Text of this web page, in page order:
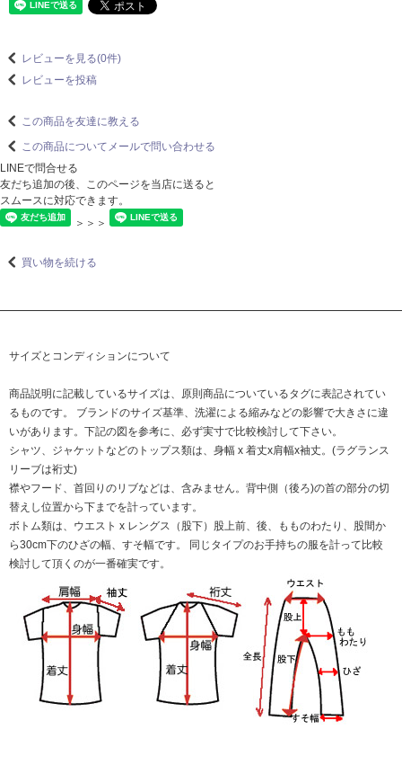
レビューを見る(0件)
レビューを投稿
この商品を友達に教える
この商品についてメールで問い合わせる
LINEで問合せる
友だち追加の後、このページを当店に送ると
スムースに対応できます。
＞＞＞
買い物を続ける
サイズとコンディションについて
商品説明に記載しているサイズは、原則商品についているタグに表記されてい
るものです。 ブランドのサイズ基準、洗濯による縮みなどの影響で大きさに違
いがあります。下記の図を参考に、必ず実寸で比較検討して下さい。
シャツ、ジャケットなどのトップス類は、身幅 x 着丈x肩幅x袖丈。(ラグランス
リーブは裄丈)
襟やフード、首回りのリブなどは、含みません。背中側（後ろ)の首の部分の切
替えし位置から下までを計っています。
ボトム類は、ウエスト x レングス（股下）股上前、後、もものわたり、股間か
ら30cm下のひざの幅、すそ幅です。 同じタイプのお手持ちの服を計って比較
検討して頂くのが一番確実です。